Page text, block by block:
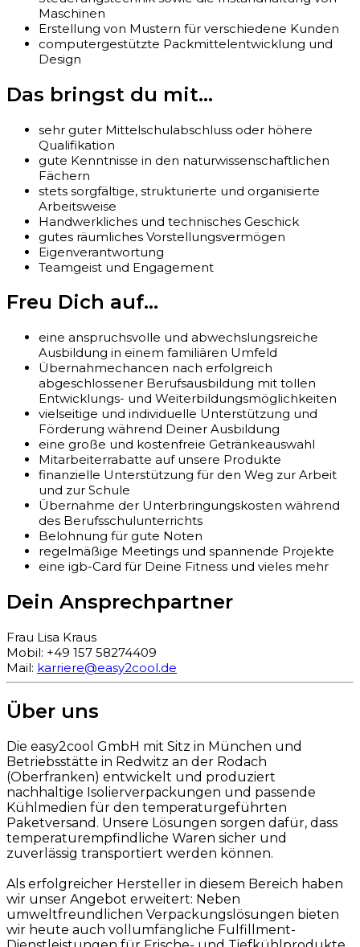
Maschinen
Erstellung von Mustern für verschiedene Kunden
computergestützte Packmittelentwicklung und
Design
Das bringst du mit...
sehr guter Mittelschulabschluss oder höhere
Qualifikation
gute Kenntnisse in den naturwissenschaftlichen
Fächern
stets sorgfältige, strukturierte und organisierte
Arbeitsweise
Handwerkliches und technisches Geschick
gutes räumliches Vorstellungsvermögen
Eigenverantwortung
Teamgeist und Engagement
Freu Dich auf...
eine anspruchsvolle und abwechslungsreiche
Ausbildung in einem familiären Umfeld
Übernahmechancen nach erfolgreich
abgeschlossener Berufsausbildung mit tollen
Entwicklungs- und Weiterbildungsmöglichkeiten
vielseitige und individuelle Unterstützung und
Förderung während Deiner Ausbildung
eine große und kostenfreie Getränkeauswahl
Mitarbeiterrabatte auf unsere Produkte
finanzielle Unterstützung für den Weg zur Arbeit
und zur Schule
Übernahme der Unterbringungskosten während
des Berufsschulunterrichts
Belohnung für gute Noten
regelmäßige Meetings und spannende Projekte
eine igb-Card für Deine Fitness und vieles mehr
Dein Ansprechpartner
Frau Lisa Kraus
Mobil: +49 157 58274409
Mail: karriere@easy2cool.de
Über uns
Die easy2cool GmbH mit Sitz in München und
Betriebsstätte in Redwitz an der Rodach
(Oberfranken) entwickelt und produziert
nachhaltige Isolierverpackungen und passende
Kühlmedien für den temperaturgeführten
Paketversand. Unsere Lösungen sorgen dafür, dass
temperaturempfindliche Waren sicher und
zuverlässig transportiert werden können.
Als erfolgreicher Hersteller in diesem Bereich haben
wir unser Angebot erweitert: Neben
umweltfreundlichen Verpackungslösungen bieten
wir heute auch vollumfängliche Fulfillment-